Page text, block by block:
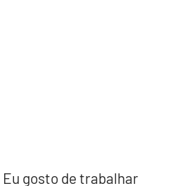
gosto de trabalhar